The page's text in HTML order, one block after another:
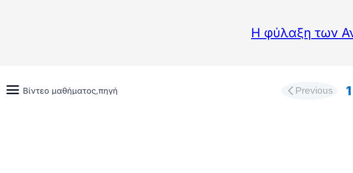
Η φύλαξη των
H
Βίντεο μαθήματος,πηγή Previous 1
Διαφάνεια